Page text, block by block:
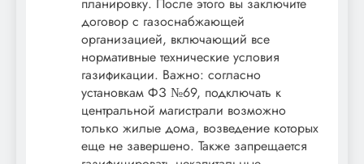
планировку. После этого вы заключите
договор с газоснабжающей
организацией, включающий все
нормативные технические условия
газификации. Важно: согласно
установкам ФЗ №69, подключать к
центральной магистрали возможно
только жилые дома, возведение которых
еще не завершено. Также запрещается